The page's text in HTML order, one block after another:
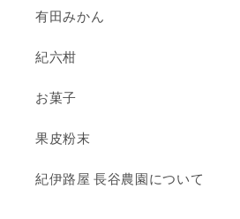
有田みかん
紀六柑
お菓子
果皮粉末
紀伊路屋 長谷農園について